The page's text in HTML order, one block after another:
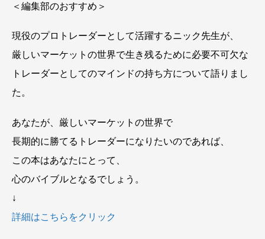
＜編集部のおすすめ＞
現役のプロトレーダーとして活躍するニック先生が、
厳しいマーケットの世界で生き残るために必要不可欠な
トレーダーとしてのマインドの持ち方について語りまし
た。
あなたが、厳しいマーケットの世界で
長期的に勝てるトレーダーになりたいのであれば、
この本はあなたにとって、
心のバイブルとなるでしょう。
↓
詳細はこちらをクリック